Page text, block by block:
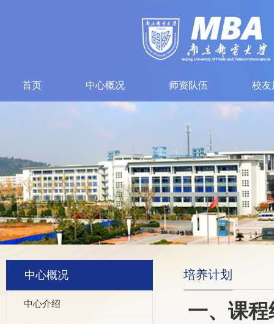
首页 中心概况 师资队伍 校友
中心概况
中心介绍
培养计划
一、课程